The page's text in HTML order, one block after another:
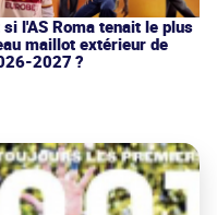
si l'AS Roma tenait le plus
maillot extérieur de
2027 ?